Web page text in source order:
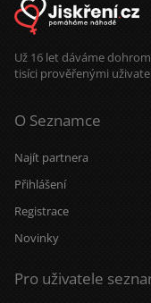
Už 16 let dáváme
tisíci prověřenými
O Seznamce
Najít partnera
Přihlášení
Registrace
Novinky
Pro uživatele